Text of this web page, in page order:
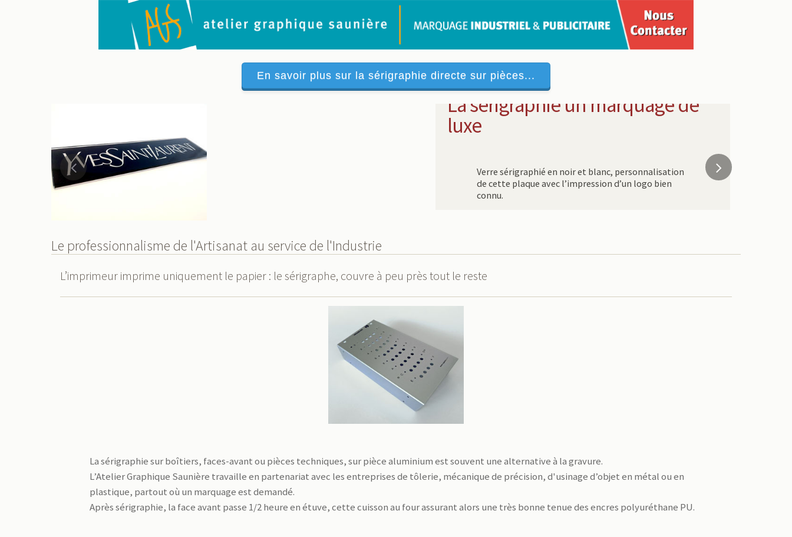
En savoir plus sur la sérigraphie directe sur pièces...
La sérigraphie un marquage de
luxe
Verre sérigraphié en noir et blanc, personnalisation
de cette plaque avec l’impression d’un logo bien
connu.
Le professionnalisme de l'Artisanat au service de l'Industrie
L’imprimeur imprime uniquement le papier : le sérigraphe, couvre à peu près tout le reste
La sérigraphie sur boîtiers, faces-avant ou pièces techniques, sur pièce aluminium est souvent une alternative à la gravure.
L’Atelier Graphique Saunière travaille en partenariat avec les entreprises de tôlerie, mécanique de précision, d'usinage d’objet en métal ou en
plastique, partout où un marquage est demandé.
Après sérigraphie, la face avant passe 1/2 heure en étuve, cette cuisson au four assurant alors une très bonne tenue des encres polyuréthane PU.